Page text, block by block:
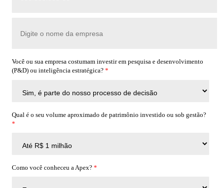
Você ou sua empresa costumam investir em pesquisa e desenvolvimento
(P&D) ou inteligência estratégica? *
Qual é o seu volume aproximado de patrimônio investido ou sob gestão?
*
Como você conheceu a Apex? *